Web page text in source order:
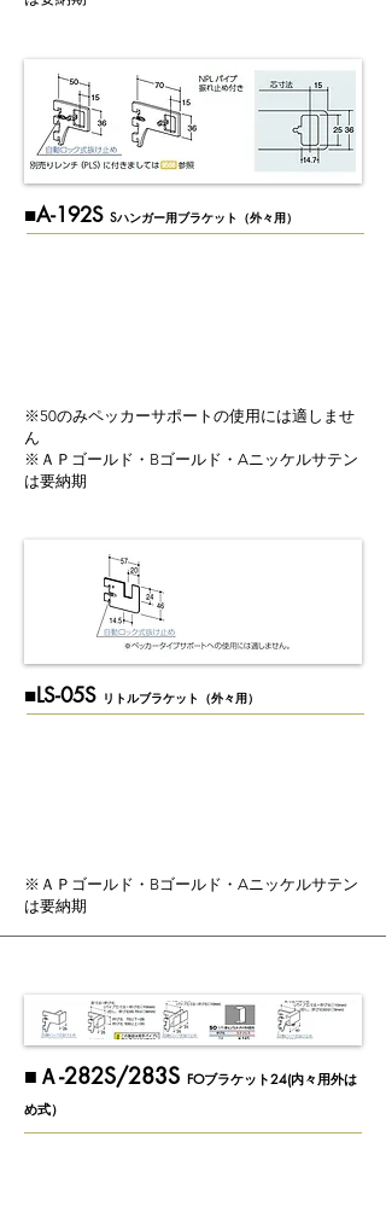
■A-192S Sハンガー用ブラケット（外々用）
※50のみペッカーサポートの使用には適しませ
ん
※ＡＰゴールド・Bゴールド・Aニッケルサテン
は要納期
■LS-05S リトルブラケット（外々用）
※ＡＰゴールド・Bゴールド・Aニッケルサテン
は要納期
​■Ａ-282S/283S FOブラケット24(内々用外は
め式）